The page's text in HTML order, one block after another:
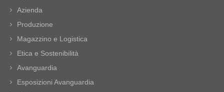
Azienda
Produzione
Magazzino e Logistica
Etica e Sostenibilità
Avanguardia
Esposizioni Avanguardia